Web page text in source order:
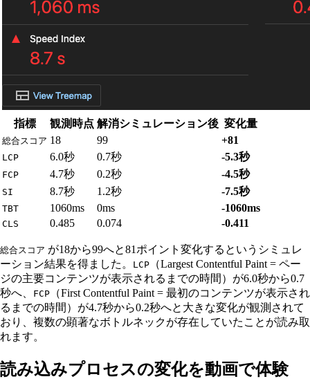
指標 観測時点 解消シミュレーション後 変化量
総合スコア 18 99 +81
LCP 6.0秒 0.7秒 -5.3秒
FCP 4.7秒 0.2秒 -4.5秒
SI 8.7秒 1.2秒 -7.5秒
TBT 1060ms 0ms -1060ms
CLS 0.485 0.074 -0.411
総合スコア が18から99へと81ポイント変化するというシミュレ
ーション結果を得ました。
LCP （Largest Contentful Paint = ペー
ジの主要コンテンツが表示されるまでの時間）が6.0秒から0.7
秒へ、
FCP （First Contentful Paint = 最初のコンテンツが表示され
るまでの時間）が4.7秒から0.2秒へと大きな変化が観測されて
おり、複数の顕著なボトルネックが存在していたことが読み取
れます。
読み込みプロセスの変化を動画で体験